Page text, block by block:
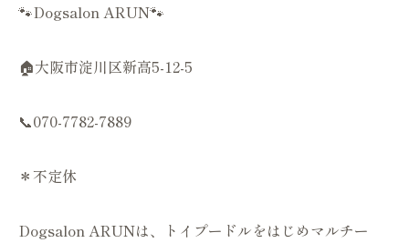
🐾Dogsalon ARUN🐾
🏠大阪市淀川区新高5-12-5
📞070-7782-7889
＊不定休
Dogsalon ARUNは、トイプードルをはじめマルチー